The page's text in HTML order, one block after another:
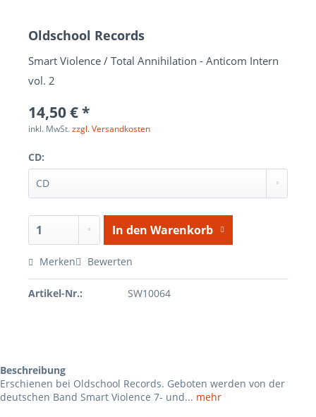
Oldschool Records
Smart Violence / Total Annihilation - Anticom Intern
vol. 2
14,50 € *
inkl. MwSt.zzgl. Versandkosten
CD:
In den Warenkorb
Merken Bewerten
Artikel-Nr.: SW10064
Beschreibung
Erschienen bei Oldschool Records. Geboten werden von der
deutschen Band Smart Violence 7- und... mehr